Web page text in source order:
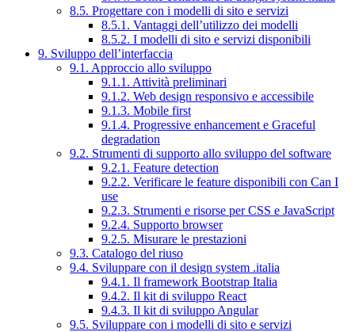
8.5. Progettare con i modelli di sito e servizi
8.5.1. Vantaggi dell’utilizzo dei modelli
8.5.2. I modelli di sito e servizi disponibili
9. Sviluppo dell’interfaccia
9.1. Approccio allo sviluppo
9.1.1. Attività preliminari
9.1.2. Web design responsivo e accessibile
9.1.3. Mobile first
9.1.4. Progressive enhancement e Graceful
degradation
9.2. Strumenti di supporto allo sviluppo del software
9.2.1. Feature detection
9.2.2. Verificare le feature disponibili con Can I
use
9.2.3. Strumenti e risorse per CSS e JavaScript
9.2.4. Supporto browser
9.2.5. Misurare le prestazioni
9.3. Catalogo del riuso
9.4. Sviluppare con il design system .italia
9.4.1. Il framework Bootstrap Italia
9.4.2. Il kit di sviluppo React
9.4.3. Il kit di sviluppo Angular
9.5. Sviluppare con i modelli di sito e servizi